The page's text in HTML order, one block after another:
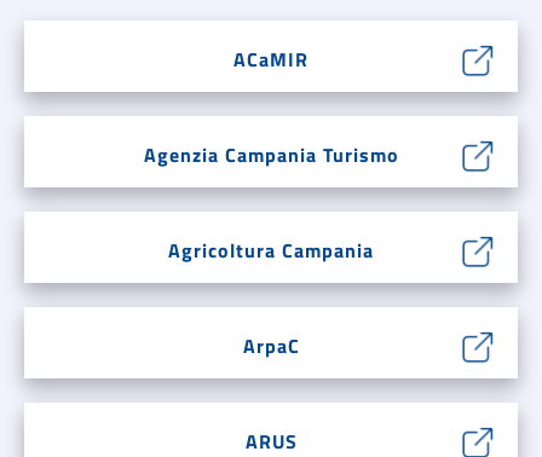
ACaMIR
Agenzia Campania Turismo
Agricoltura Campania
ArpaC
ARUS